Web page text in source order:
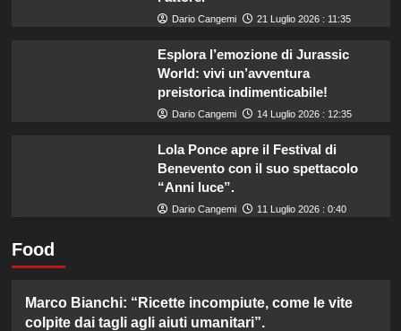
Dario Cangemi 21 Luglio 2026 : 11:35
Esplora l’emozione di Jurassic
World: vivi un’avventura
preistorica indimenticabile!
Dario Cangemi 14 Luglio 2026 : 12:35
Lola Ponce apre il Festival di
Benevento con il suo spettacolo
“Anni luce”.
Dario Cangemi 11 Luglio 2026 : 0:40
Food
Marco Bianchi: “Ricette incompiute, come le vite
colpite dai tagli agli aiuti umanitari”.